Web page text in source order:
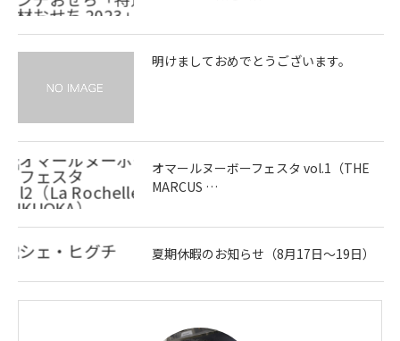
明けましておめでとうございます。
オマールヌーボーフェスタ vol.1（THE
MARCUS …
夏期休暇のお知らせ（8月17日～19日）